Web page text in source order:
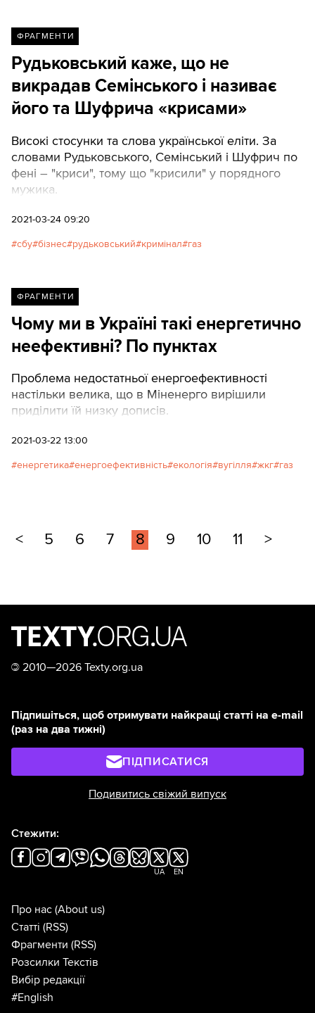
ФРАГМЕНТИ
Рудьковський каже, що не
викрадав Семінського і називає
його та Шуфрича «крисами»
Високі стосунки та слова української еліти. За
словами Рудьковського, Семінський і Шуфрич по
фені – "криси", тому що "крисили" у порядного
мужика.
2021-03-24 09:20
сбу бізнес рудьковський кримінал газ
ФРАГМЕНТИ
Чому ми в Україні такі енергетично
неефективні? По пунктах
Проблема недостатньої енергоефективності
настільки велика, що в Міненерго вирішили
приділити їй низку дописів.
2021-03-22 13:00
енергетика енергоефективність екологія вугілля жкг газ
< 5 6 7 8 9 10 11 >
© 2010—2026 Texty.org.ua
Підпишіться, щоб отримувати найкращі статті на e-mail
(раз на два тижні)
ПІДПИСАТИСЯ
Подивитись свіжий випуск
Стежити:
UA EN
Про нас (About us)
Статті (RSS)
Фрагменти (RSS)
Розсилки Текстів
Вибір редакції
#English